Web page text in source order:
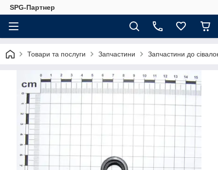
SPG-Партнер
Товари та послуги Запчастини Запчастини до